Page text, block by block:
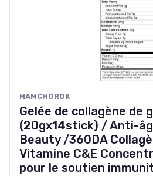
‎HAMCHOROK
Gelée de collagène de
(20gx14stick) / Anti-
Beauty /360DA
Vitamine C&E
pour le soutien